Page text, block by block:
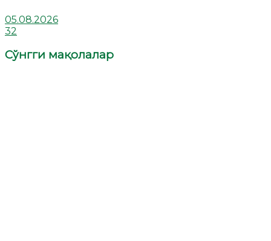
05.08.2026
32
Сўнгги мақолалар